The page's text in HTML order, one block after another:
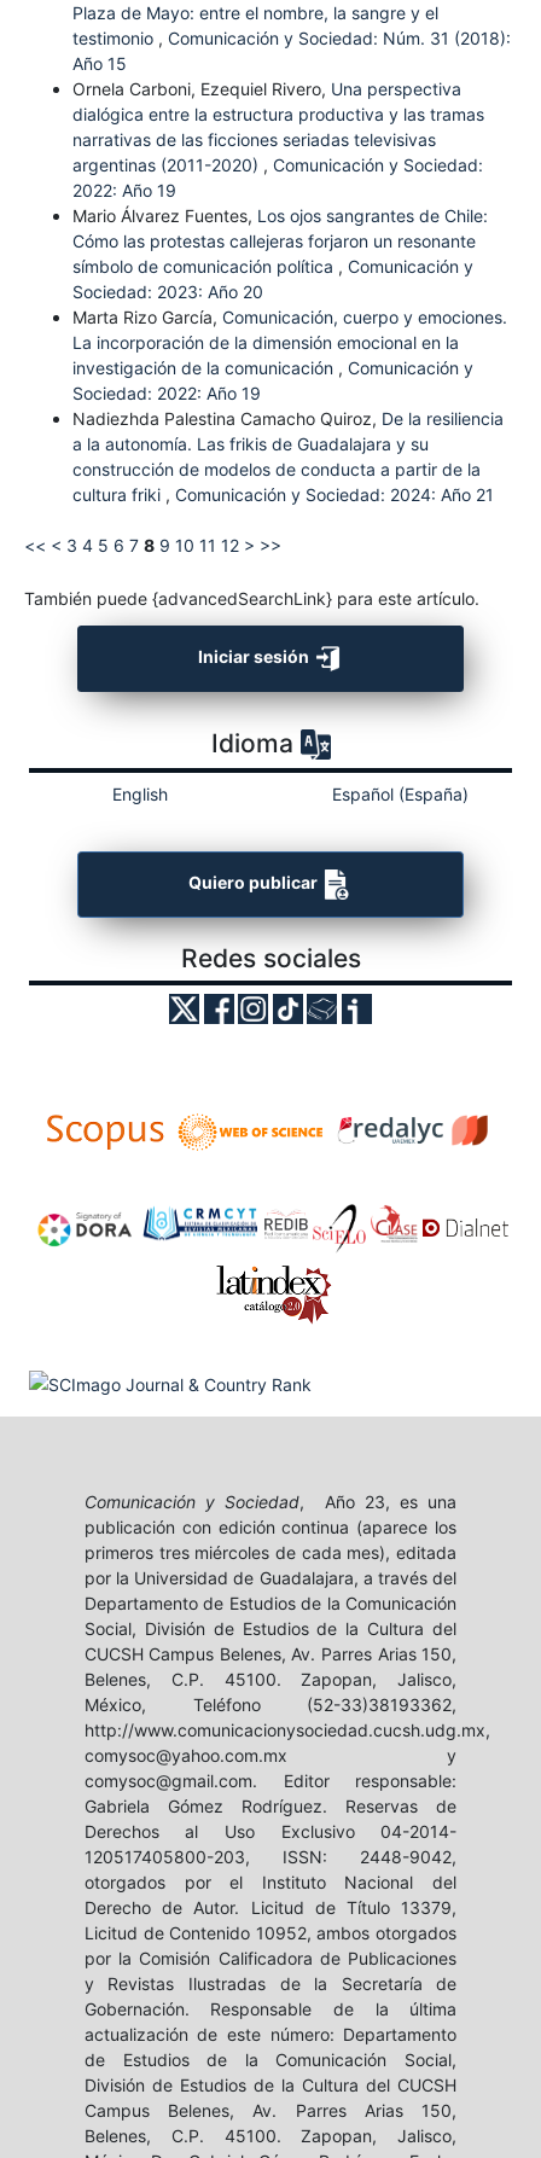
Plaza de Mayo: entre el nombre, la sangre y el
testimonio , Comunicación y Sociedad: Núm. 31 (2018):
Año 15
Ornela Carboni, Ezequiel Rivero, Una perspectiva
dialógica entre la estructura productiva y las tramas
narrativas de las ficciones seriadas televisivas
argentinas (2011-2020) , Comunicación y Sociedad:
2022: Año 19
Mario Álvarez Fuentes, Los ojos sangrantes de Chile:
Cómo las protestas callejeras forjaron un resonante
símbolo de comunicación política , Comunicación y
Sociedad: 2023: Año 20
Marta Rizo García, Comunicación, cuerpo y emociones.
La incorporación de la dimensión emocional en la
investigación de la comunicación , Comunicación y
Sociedad: 2022: Año 19
Nadiezhda Palestina Camacho Quiroz, De la resiliencia
a la autonomía. Las frikis de Guadalajara y su
construcción de modelos de conducta a partir de la
cultura friki , Comunicación y Sociedad: 2024: Año 21
<< < 3 4 5 6 7 8 9 10 11 12 > >>
También puede {advancedSearchLink} para este artículo.
Iniciar sesión
Idioma
English Español (España)
Quiero publicar
Redes sociales
Comunicación y Sociedad, Año 23, es una
publicación con edición continua (aparece los
primeros tres miércoles de cada mes), editada
por la Universidad de Guadalajara, a través del
Departamento de Estudios de la Comunicación
Social, División de Estudios de la Cultura del
CUCSH Campus Belenes, Av. Parres Arias 150,
Belenes, C.P. 45100. Zapopan, Jalisco,
México, Teléfono (52-33)38193362,
http://www.comunicacionysociedad.cucsh.udg.mx,
comysoc@yahoo.com.mx y
comysoc@gmail.com. Editor responsable:
Gabriela Gómez Rodríguez. Reservas de
Derechos al Uso Exclusivo 04-2014-
120517405800-203, ISSN: 2448-9042,
otorgados por el Instituto Nacional del
Derecho de Autor. Licitud de Título 13379,
Licitud de Contenido 10952, ambos otorgados
por la Comisión Calificadora de Publicaciones
y Revistas Ilustradas de la Secretaría de
Gobernación. Responsable de la última
actualización de este número: Departamento
de Estudios de la Comunicación Social,
División de Estudios de la Cultura del CUCSH
Campus Belenes, Av. Parres Arias 150,
Belenes, C.P. 45100. Zapopan, Jalisco,